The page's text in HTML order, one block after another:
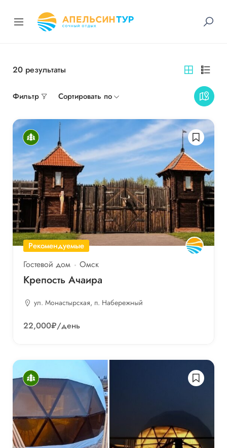
20 результаты
Фильтр Сортировать по
Рекомендуемые
Гостевой дом Омск
Крепость Ачаира
ул. Монастырская, п. Набережный
22,000₽/день